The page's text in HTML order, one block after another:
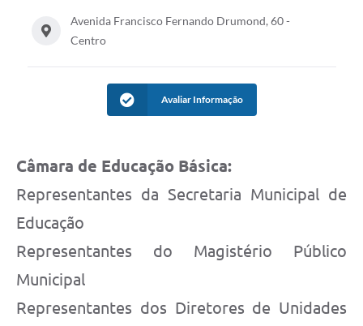
Avenida Francisco Fernando Drumond, 60 -
Centro
Avaliar Informação
Câmara de Educação Básica:
Representantes da Secretaria Municipal de
Educação
Representantes do Magistério Público
Municipal
Representantes dos Diretores de Unidades